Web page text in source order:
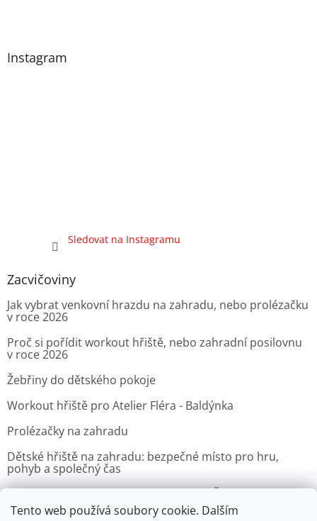
Tento web používá soubory cookie. Dalším
Instagram
Sledovat na Instagramu
Zacvičoviny
Jak vybrat venkovní hrazdu na zahradu, nebo prolézačku
v roce 2026
Proč si pořídit workout hřiště, nebo zahradní posilovnu
v roce 2026
Žebřiny do dětského pokoje
Workout hřiště pro Atelier Fléra - Baldýnka
Prolézačky na zahradu
Dětské hřiště na zahradu: bezpečné místo pro hru,
pohyb a společný čas
Venkovní posilovna pro Velvyslanectví Čínské lidové
republiky v Praze